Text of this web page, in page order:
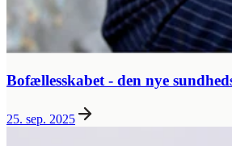
Bofællesskabet - den nye
25. sep. 2025